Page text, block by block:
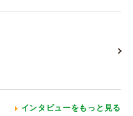
インタビューをもっと見る